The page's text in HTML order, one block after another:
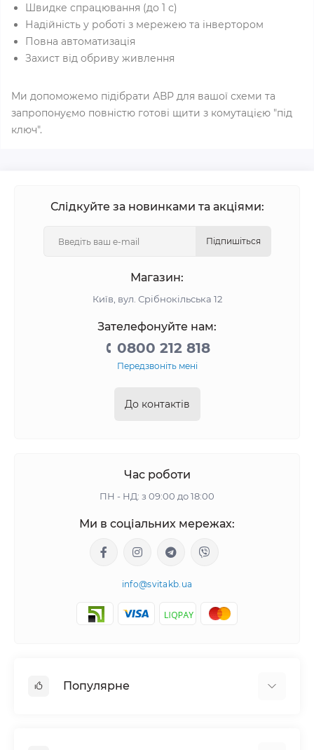
Швидке спрацювання (до 1 с)
Надійність у роботі з мережею та інвертором
Повна автоматизація
Захист від обриву живлення
Ми допоможемо підібрати АВР для вашої схеми та
запропонуємо повністю готові щити з комутацією "під
ключ".
Слідкуйте за новинками та акціями:
Підпишіться
Магазин:
Київ, вул. Срібнокільська 12
Зателефонуйте нам:
0800 212 818
Передзвоніть мені
До контактів
Час роботи
ПН - НД: з 09:00 до 18:00
Ми в соціальних мережах:
info@svitakb.ua
Популярне